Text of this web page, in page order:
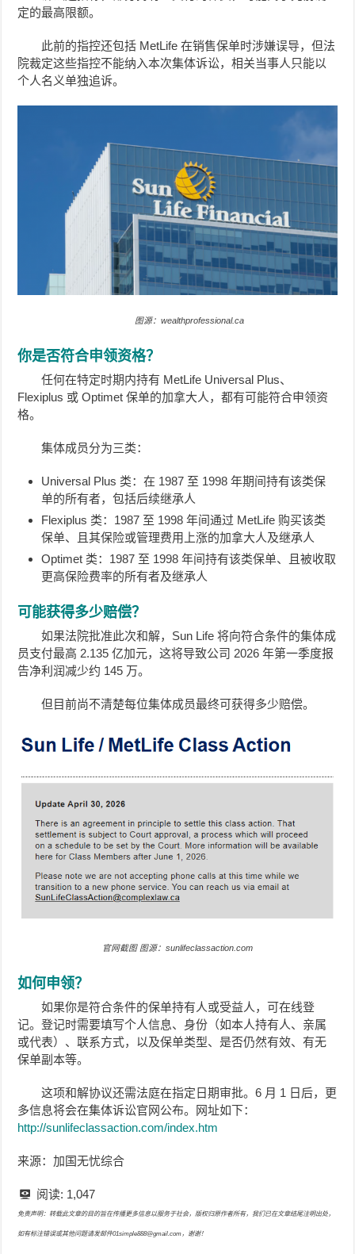
定的最高限额。
此前的指控还包括 MetLife 在销售保单时涉嫌误导，但法
院裁定这些指控不能纳入本次集体诉讼，相关当事人只能以
个人名义单独追诉。
图源：wealthprofessional.ca
你是否符合申领资格？
任何在特定时期内持有 MetLife Universal Plus、
Flexiplus 或 Optimet 保单的加拿大人，都有可能符合申领资
格。
集体成员分为三类：
Universal Plus 类：在 1987 至 1998 年期间持有该类保
单的所有者，包括后续继承人
Flexiplus 类：1987 至 1998 年间通过 MetLife 购买该类
保单、且其保险或管理费用上涨的加拿大人及继承人
Optimet 类：1987 至 1998 年间持有该类保单、且被收取
更高保险费率的所有者及继承人
可能获得多少赔偿？
如果法院批准此次和解，Sun Life 将向符合条件的集体成
员支付最高 2.135 亿加元，这将导致公司 2026 年第一季度报
告净利润减少约 145 万。
但目前尚不清楚每位集体成员最终可获得多少赔偿。
官网截图 图源：sunlifeclassaction.com
如何申领？
如果你是符合条件的保单持有人或受益人，可在线登
记。登记时需要填写个人信息、身份（如本人持有人、亲属
或代表）、联系方式，以及保单类型、是否仍然有效、有无
保单副本等。
这项和解协议还需法庭在指定日期审批。6 月 1 日后，更
多信息将会在集体诉讼官网公布。网址如下：
http://sunlifeclassaction.com/index.htm
来源：加国无忧综合
阅读: 1,047
免责声明：转载此文章的目的旨在传播更多信息以服务于社会，版权归原作者所有，我们已在文章结尾注明出处，
如有标注错误或其他问题请发邮件01simple888@gmail.com，谢谢！